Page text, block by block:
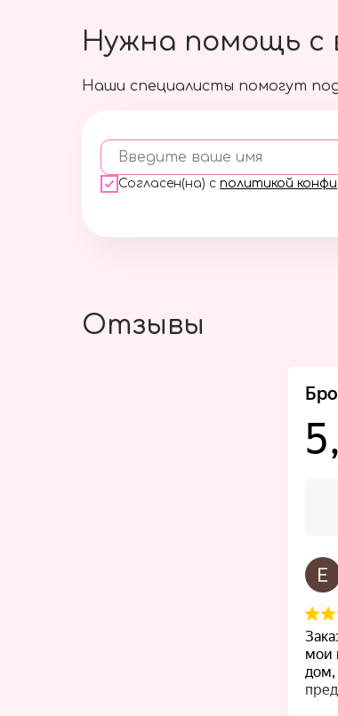
Наши специалисты помогут
Введите ваше имя
Согласен(на) с политикой
Нужна помощь с
Отзывы